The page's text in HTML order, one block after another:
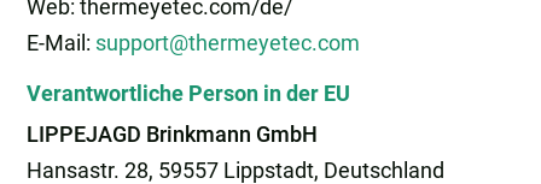
Web: thermeyetec.com/de/
E-Mail: support@thermeyetec.com
Verantwortliche Person in der EU
LIPPEJAGD Brinkmann GmbH
Hansastr. 28, 59557 Lippstadt, Deutschland